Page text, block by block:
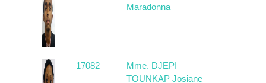
Maradonna
17082
Mme. DJEPI
TOUNKAP Josiane